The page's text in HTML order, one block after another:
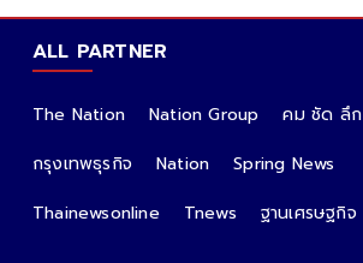
ALL PARTNER
The Nation Nation Group
คม ชัด ลึก
กรุงเทพธุรกิจ
Nation
Spring News
Thainewsonline
Tnews ฐานเศรษฐกิจ